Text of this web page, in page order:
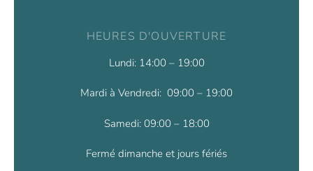
HEURES D'OUVERTURE
Lundi: 14:00 – 19:00
Mardi à Vendredi: 09:00 – 19:00
Samedi: 09:00 – 18:00
Fermé dimanche et jours fériés